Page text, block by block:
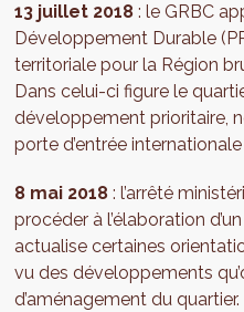
13 juillet 2018 : le GRBC
Développement Durable
territoriale pour la Région
Dans celui-ci figure le
développement prioritaire,
porte d’entrée
8 mai 2018 : l’arrêté
procéder à l’élaboration
actualise certaines
vu des développements
d’aménagement du quartier.